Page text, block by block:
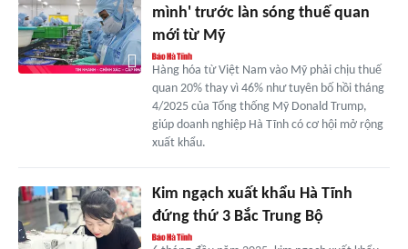
mình' trước làn sóng thuế quan
mới từ Mỹ
Hàng hóa từ Việt Nam vào Mỹ phải chịu thuế
quan 20% thay vì 46% như tuyên bố hồi tháng
4/2025 của Tổng thống Mỹ Donald Trump,
giúp doanh nghiệp Hà Tĩnh có cơ hội mở rộng
xuất khẩu.
Kim ngạch xuất khẩu Hà Tĩnh
đứng thứ 3 Bắc Trung Bộ